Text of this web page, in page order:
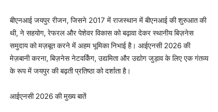
बीएनआई जयपुर रीजन, जिसने 2017 में राजस्थान में बीएनआई की शुरुआत की
थी, ने सहयोग, रेफरल और पेशेवर विकास को बढ़ावा देकर स्थानीय बिज़नेस
समुदाय को मज़बूत करने में अहम भूमिका निभाई है। आईएनसी 2026 की
मेज़बानी करना, बिज़नेस नेटवर्किंग, उद्यमिता और उद्योग जुड़ाव के लिए एक गंतव्य
के रूप में जयपुर की बढ़ती प्रतिष्ठा को दर्शाता है।
आईएनसी 2026 की मुख्य बातें